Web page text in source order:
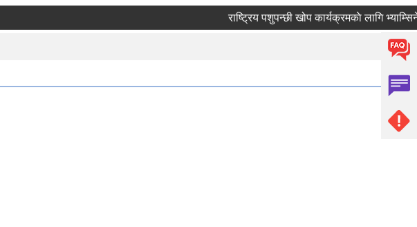
राष्ट्रिय पशुपन्छी खोप कार्यक्रमकाे लागि